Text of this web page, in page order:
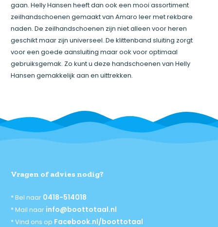
gaan. Helly Hansen heeft dan ook een mooi assortiment
zeilhandschoenen gemaakt van Amaro leer met rekbare
naden. De zeilhandschoenen zijn niet alleen voor heren
geschikt maar zijn universeel. De klittenband sluiting zorgt
voor een goede aansluiting maar ook voor optimaal
gebruiksgemak. Zo kunt u deze handschoenen van Helly
Hansen gemakkelijk aan en uittrekken.
Vragen of advies nodig?
* Bel naar 0418-514018
* Mail naar info@boottotaal.nl
* Vind ons op Facebook.nl/boottotaal